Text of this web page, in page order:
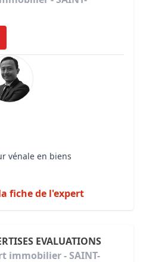
vénale en biens
fiche de l'expert
EVALUATIONS
immobilier - SAINT-